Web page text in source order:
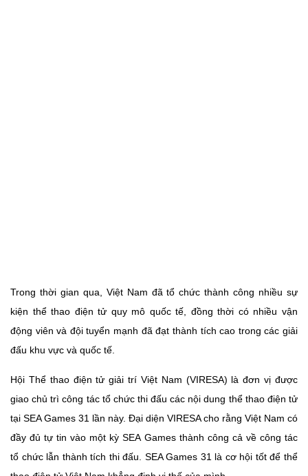
Trong thời gian qua, Việt Nam đã tổ chức thành công nhiều sự
kiện thể thao điện tử quy mô quốc tế, đồng thời có nhiều vận
động viên và đội tuyển mạnh đã đạt thành tích cao trong các giải
đấu khu vực và quốc tế.
Hội Thể thao điện tử giải trí Việt Nam (VIRESA) là đơn vị được
giao chủ trì công tác tổ chức thi đấu các nội dung thể thao điện tử
tại SEA Games 31 lần này. Đại diện VIRESA cho rằng Việt Nam có
đầy đủ tự tin vào một kỳ SEA Games thành công cả về công tác
tổ chức lẫn thành tích thi đấu. SEA Games 31 là cơ hội tốt để thể